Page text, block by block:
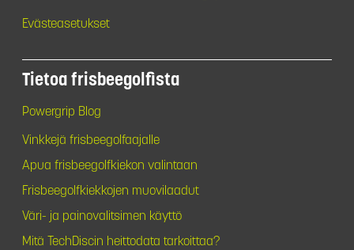
Evästeasetukset
Tietoa frisbeegolfista
Powergrip Blog
Vinkkejä frisbeegolfaajalle
Apua frisbeegolfkiekon valintaan
Frisbeegolfkiekkojen muovilaadut
Väri- ja painovalitsimen käyttö
Mitä TechDiscin heittodata tarkoittaa?